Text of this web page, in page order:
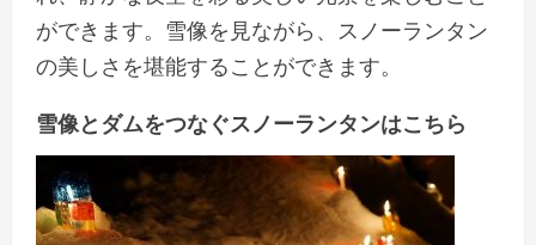
ができます。雪像を見ながら、スノーランタン
の美しさを堪能することができます。
雪像とダムをつなぐスノーランタンはこちら